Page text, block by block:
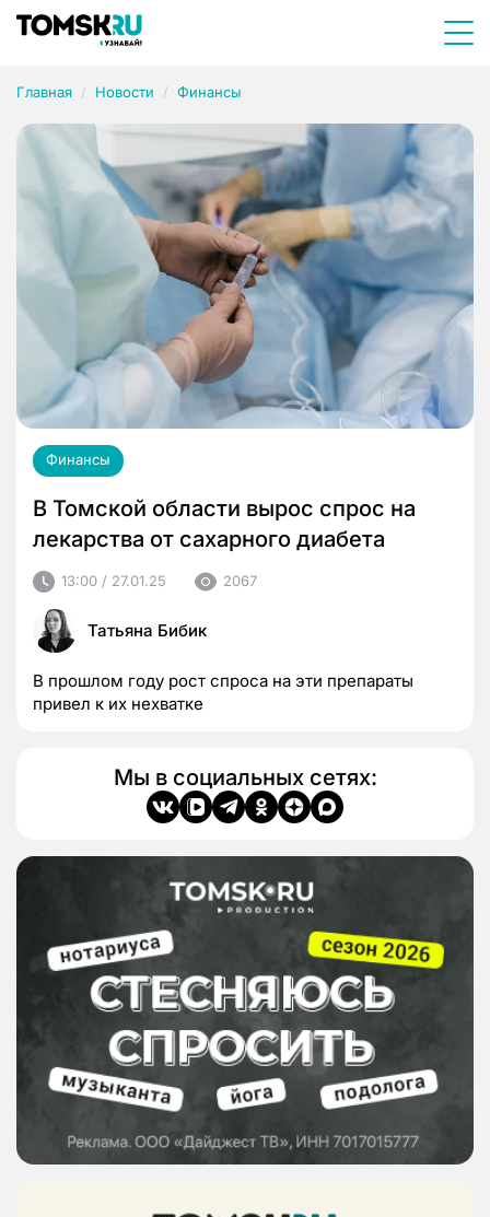
Главная Новости Финансы
Финансы
В Томской области вырос спрос на
лекарства от сахарного диабета
13:00 / 27.01.25 2067
Татьяна Бибик
В прошлом году рост спроса на эти препараты
привел к их нехватке
Мы в социальных сетях: